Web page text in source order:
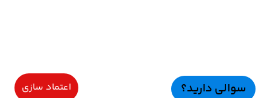
سوالی دارید؟ اعتماد سازی